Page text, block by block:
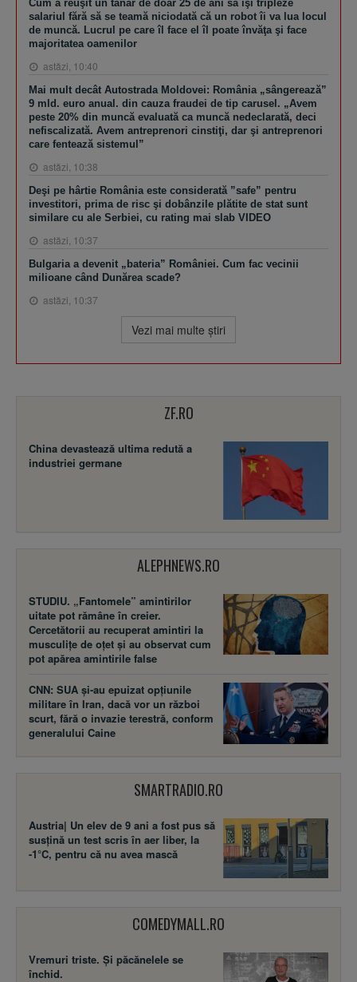
Cum a reuşit un tânăr de doar 25 de ani să îşi tripleze
salariul fără să se teamă niciodată că un robot îi va lua locul
de muncă. Lucrul pe care îl face el îl poate învăţa şi face
majoritatea oamenilor
astăzi, 10:40
Mai mult decât Autostrada Moldovei: România „sângerează”
9 mld. euro anual. din cauza fraudei de tip carusel. „Avem
peste 20% din muncă evaluată ca muncă nedeclarată, deci
nefiscalizată. Avem antreprenori cinstiţi, dar şi antreprenori
care fentează sistemul”
astăzi, 10:38
Deşi pe hârtie România este considerată ”safe” pentru
investitori, prima de risc şi dobânzile plătite de stat sunt
similare cu ale Serbiei, cu rating mai slab VIDEO
astăzi, 10:37
Bulgaria a devenit „bateria” României. Cum fac vecinii
milioane când Dunărea scade?
astăzi, 10:37
Vezi mai multe ştiri
ZF.RO
China devastează ultima redută a
industriei germane
ALEPHNEWS.RO
STUDIU. „Fantomele” amintirilor
uitate pot rămâne în creier.
Cercetătorii au recuperat amintiri la
musculițe de oțet și au observat cum
pot apărea amintirile false
CNN: SUA şi-au epuizat opțiunile
militare în Iran, dacă vor un război
scurt, fără o invazie terestră, conform
generalului Caine
SMARTRADIO.RO
Austria| Un elev de 9 ani a fost pus să
susţină un test scris în aer liber, la
-1°C, pentru că nu avea mască
COMEDYMALL.RO
Vremuri triste. Şi păcănelele se
închid.